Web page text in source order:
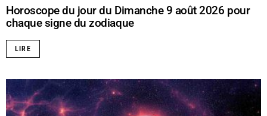
Horoscope du jour du Dimanche 9 août 2026 pour
chaque signe du zodiaque
LIRE